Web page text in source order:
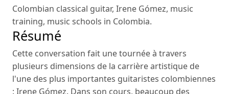
Colombian classical guitar, Irene Gómez, music
training, music schools in Colombia.
Résumé
Cette conversation fait une tournée à travers
plusieurs dimensions de la carrière artistique de
l'une des plus importantes guitaristes colombiennes
: Irene Gómez. Dans son cours, beaucoup des